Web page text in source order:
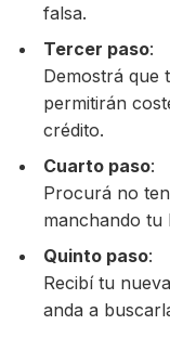
falsa.
Tercer paso:
Demostrá que
permitirán
crédito.
Cuarto paso:
Procurá no
manchando tu
Quinto paso:
Recibí tu
anda a